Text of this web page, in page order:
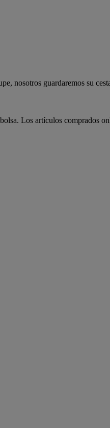
nosotros guardaremos su
Los artículos comprados